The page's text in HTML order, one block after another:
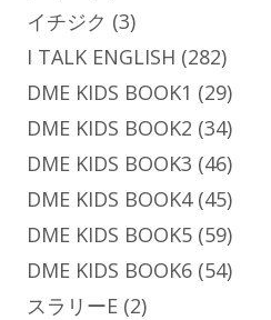
イチジク (3)
I TALK ENGLISH (282)
DME KIDS BOOK1 (29)
DME KIDS BOOK2 (34)
DME KIDS BOOK3 (46)
DME KIDS BOOK4(45)
DME KIDS BOOK5 (59)
DME KIDS BOOK6 (54)
スラリーE (2)